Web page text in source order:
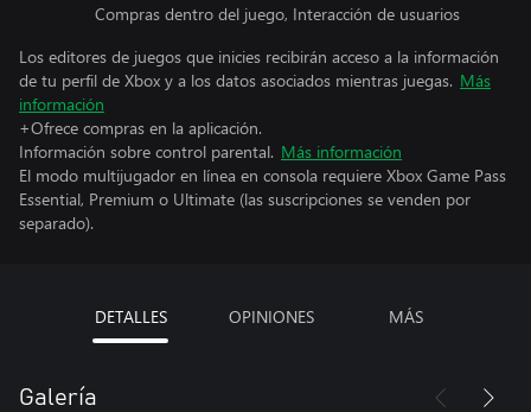
Compras dentro del juego, Interacción de usuarios
Los editores de juegos que inicies recibirán acceso a la información
de tu perfil de Xbox y a los datos asociados mientras juegas. Más
información
+Ofrece compras en la aplicación.
Información sobre control parental. Más información
El modo multijugador en línea en consola requiere Xbox Game Pass
Essential, Premium o Ultimate (las suscripciones se venden por
separado).
DETALLES OPINIONES MÁS
Galería